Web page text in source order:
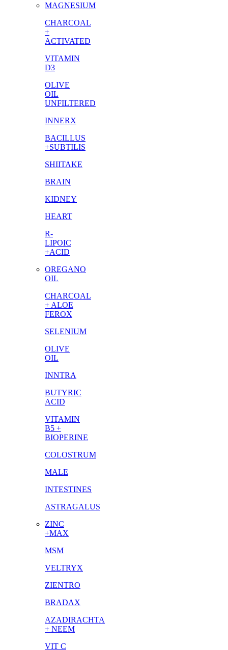
MAGNESIUM
CHARCOAL
+
ACTIVATED
VITAMIN
D3
OLIVE
OIL
UNFILTERED
INNERX
BACILLUS
+SUBTILIS
SHIITAKE
BRAIN
KIDNEY
HEART
R-
LIPOIC
+ACID
OREGANO
OIL
CHARCOAL
+ ALOE
FEROX
SELENIUM
OLIVE
OIL
INNTRA
BUTYRIC
ACID
VITAMIN
B5 +
BIOPERINE
COLOSTRUM
MALE
INTESTINES
ASTRAGALUS
ZINC
+MAX
MSM
VELTRYX
ZIENTRO
BRADAX
AZADIRACHTA
+ NEEM
VIT C